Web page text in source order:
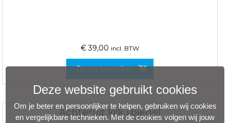
€ 39,00 incl. BTW
Direct bestellen
Achteruit kijk spiegel
Deze website gebruikt cookies
Om je beter en persoonlijker te helpen, gebruiken wij cookies
en vergelijkbare technieken. Met de cookies volgen wij jouw